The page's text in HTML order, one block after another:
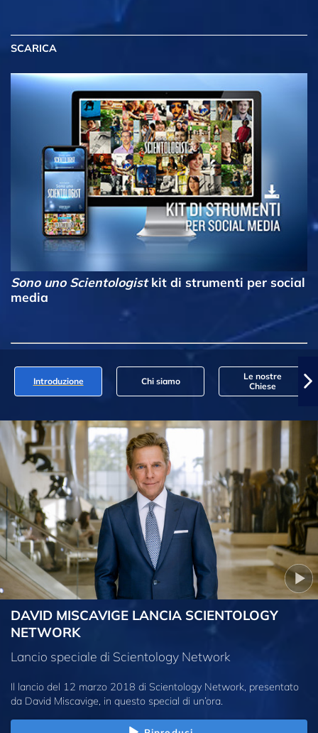
SCARICA
Sono uno Scientologistkit di strumenti per social
media
Introduzione Chi siamo
Le nostre
Chiese
DAVID MISCAVIGE LANCIA SCIENTOLOGY
NETWORK
Lancio speciale di Scientology Network
Il lancio del 12 marzo 2018 di Scientology Network, presentato
da David Miscavige, in questo special di un’ora.